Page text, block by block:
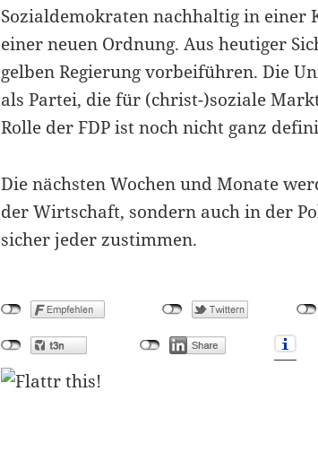
Sozialdemokraten nachhaltig in einer
einer neuen Ordnung. Aus heutiger
gelben Regierung vorbeiführen. Die
als Partei, die für (christ-)soziale
Rolle der FDP ist noch nicht ganz
Die nächsten Wochen und Monate
der Wirtschaft, sondern auch in der
sicher jeder zustimmen.